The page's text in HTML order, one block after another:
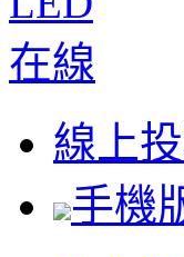
線上
手機